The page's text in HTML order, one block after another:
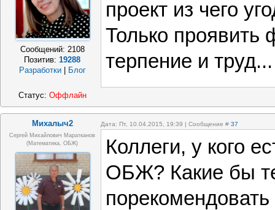
Сообщений: 2108
Позитив:19288
Разработки
Блог
проект из чего
Только проявить
терпение и труд...
Статус: Оффлайн
Михалыч2 Дата: Пт, 10.04.2015, 19:39 | Сообщение # 37
Сергей Михайлович Маратканов
(математика, ОБЖ)
Коллеги, у кого
ОБЖ? Какие бы